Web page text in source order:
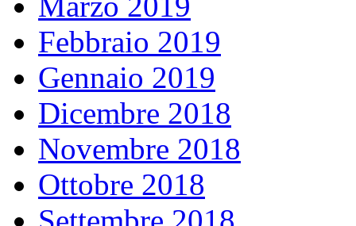
Febbraio 2019
Gennaio 2019
Dicembre 2018
Novembre 2018
Ottobre 2018